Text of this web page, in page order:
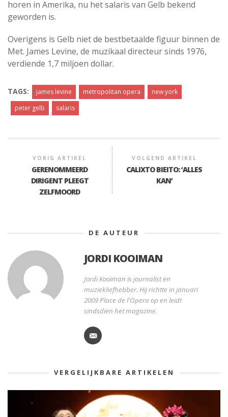
horen in Amerika, nu het salaris van Gelb bekend
geworden is.
Overigens is Gelb niet de bestbetaalde figuur binnen de
Met. James Levine, de muzikaal directeur sinds 1976,
verdiende 1,7 miljoen dollar.
TAGS: james levine metropolitan opera
new york
peter gelb
salaris
VORIG ARTIKEL
GERENOMMEERD
DIRIGENT PLEEGT
ZELFMOORD
VOLGEND ARTIKEL
CALIXTO BIEITO: ‘ALLES
KAN’
DE AUTEUR
JORDI KOOIMAN
Jordi Kooiman is journalist en
muziekliefhebber. Hij richtte in januari
2009 Place de l'Opera op en leidt
sindsdien het magazine.
VERGELIJKBARE ARTIKELEN